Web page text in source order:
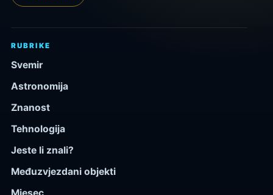
RUBRIKE
Svemir
Astronomija
Znanost
Tehnologija
Jeste li znali?
Međuzvjezdani objekti